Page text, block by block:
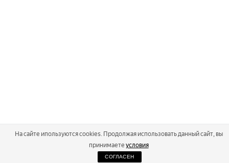
На сайте ипользуются cookies. Продолжая использовать данный сайт, вы
принимаете условия
СОГЛАСЕН